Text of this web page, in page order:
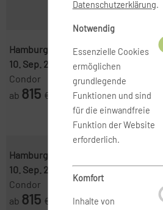
Hamburg ( HAM )-Punta Cana ( PUJ )
10. Sep. 2026
27. Sep. 2026
Condor
ab 815 €
Hamburg ( HAM )
10. Sep. 2026
19. Sep. 2026
Condor
ab 815 €
Datenschutzerklärung.
Notwendig
Essenzielle Cookies
ermöglichen
grundlegende
Funktionen und sind
für die einwandfreie
Funktion der Website
erforderlich.
Komfort
Inhalte von